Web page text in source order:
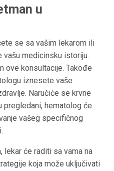
u
se sa vašim lekarom ili
vašu medicinsku istoriju.
ove konsultacije. Takođe
iznesete vaše
Naručiće se krvne
pregledani, hematolog će
vašeg specifičnog
lekar će raditi sa vama na
koja može uključivati